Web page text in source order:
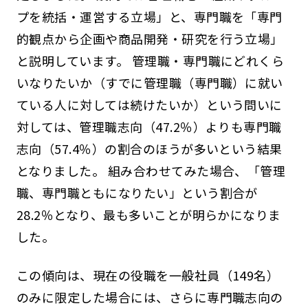
プを統括・運営する立場」と、専門職を「専門
的観点から企画や商品開発・研究を行う立場」
と説明しています。 管理職・専門職にどれくら
いなりたいか（すでに管理職（専門職）に就い
ている人に対しては続けたいか）という問いに
対しては、管理職志向（47.2％）よりも専門職
志向（57.4％）の割合のほうが多いという結果
となりました。 組み合わせてみた場合、「管理
職、専門職ともになりたい」という割合が
28.2％となり、最も多いことが明らかになりま
した。
この傾向は、現在の役職を一般社員（149名）
のみに限定した場合には、さらに専門職志向の